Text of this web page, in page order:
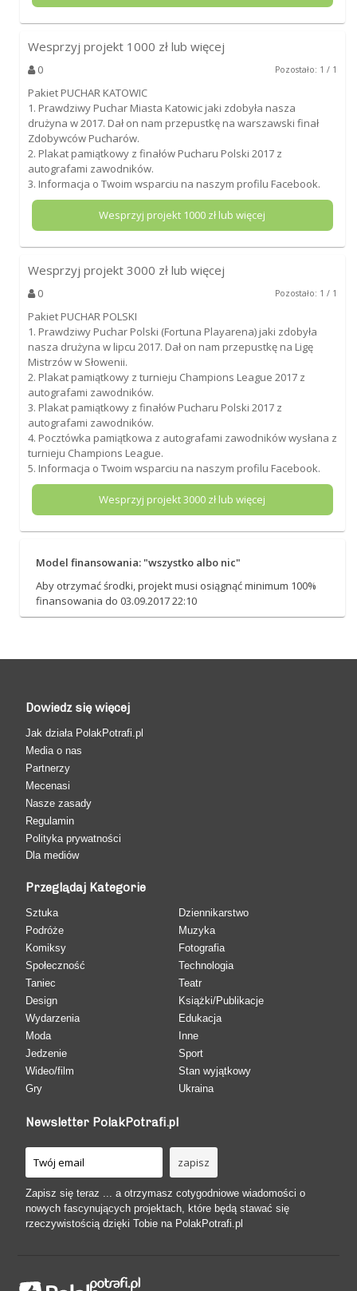
Wesprzyj projekt 1000 zł lub więcej
0 Pozostało: 1 / 1
Pakiet PUCHAR KATOWIC
1. Prawdziwy Puchar Miasta Katowic jaki zdobyła nasza
drużyna w 2017. Dał on nam przepustkę na warszawski finał
Zdobywców Pucharów.
2. Plakat pamiątkowy z finałów Pucharu Polski 2017 z
autografami zawodników.
3. Informacja o Twoim wsparciu na naszym profilu Facebook.
Wesprzyj projekt 1000 zł lub więcej
Wesprzyj projekt 3000 zł lub więcej
0 Pozostało: 1 / 1
Pakiet PUCHAR POLSKI
1. Prawdziwy Puchar Polski (Fortuna Playarena) jaki zdobyła
nasza drużyna w lipcu 2017. Dał on nam przepustkę na Ligę
Mistrzów w Słowenii.
2. Plakat pamiątkowy z turnieju Champions League 2017 z
autografami zawodników.
3. Plakat pamiątkowy z finałów Pucharu Polski 2017 z
autografami zawodników.
4. Pocztówka pamiątkowa z autografami zawodników wysłana z
turnieju Champions League.
5. Informacja o Twoim wsparciu na naszym profilu Facebook.
Wesprzyj projekt3000 zł lub więcej
Model finansowania: "wszystko albo nic"
Aby otrzymać środki, projekt musi osiągnąć minimum 100%
finansowania do 03.09.2017 22:10
Dowiedz się więcej
Jak działa PolakPotrafi.pl
Media o nas
Partnerzy
Mecenasi
Nasze zasady
Regulamin
Polityka prywatności
Dla mediów
Przeglądaj Kategorie
Sztuka
Podróże
Komiksy
Społeczność
Taniec
Design
Wydarzenia
Moda
Jedzenie
Wideo/film
Gry
Dziennikarstwo
Muzyka
Fotografia
Technologia
Teatr
Książki/Publikacje
Edukacja
Inne
Sport
Stan wyjątkowy
Ukraina
Newsletter PolakPotrafi.pl
Zapisz się teraz ... a otrzymasz cotygodniowe wiadomości o
nowych fascynujących projektach, które będą stawać się
rzeczywistością dzięki Tobie na PolakPotrafi.pl